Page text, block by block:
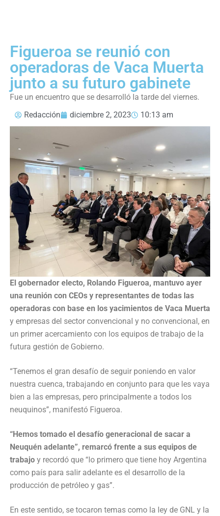
Figueroa se reunió con
operadoras de Vaca Muerta
junto a su futuro gabinete
Fue un encuentro que se desarrolló la tarde del viernes.
Redacción
diciembre 2, 2023 10:13 am
El gobernador electo, Rolando Figueroa, mantuvo ayer
una reunión con CEOs y representantes de todas las
operadoras con base en los yacimientos de Vaca Muerta
y empresas del sector convencional y no convencional, en
un primer acercamiento con los equipos de trabajo de la
futura gestión de Gobierno.
“Tenemos el gran desafío de seguir poniendo en valor
nuestra cuenca, trabajando en conjunto para que les vaya
bien a las empresas, pero principalmente a todos los
neuquinos”, manifestó Figueroa.
“Hemos tomado el desafío generacional de sacar a
Neuquén adelante”, remarcó frente a sus equipos de
trabajo y recordó que “lo primero que tiene hoy Argentina
como país para salir adelante es el desarrollo de la
producción de petróleo y gas”.
En este sentido, se tocaron temas como la ley de GNL y la